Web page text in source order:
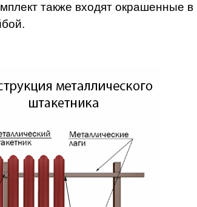
также входят окрашенные